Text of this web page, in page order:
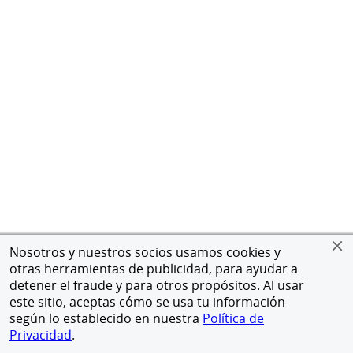
Nosotros y nuestros socios usamos cookies y
otras herramientas de publicidad, para ayudar a
detener el fraude y para otros propósitos. Al usar
este sitio, aceptas cómo se usa tu información
según lo establecido en nuestra Política de
Privacidad.